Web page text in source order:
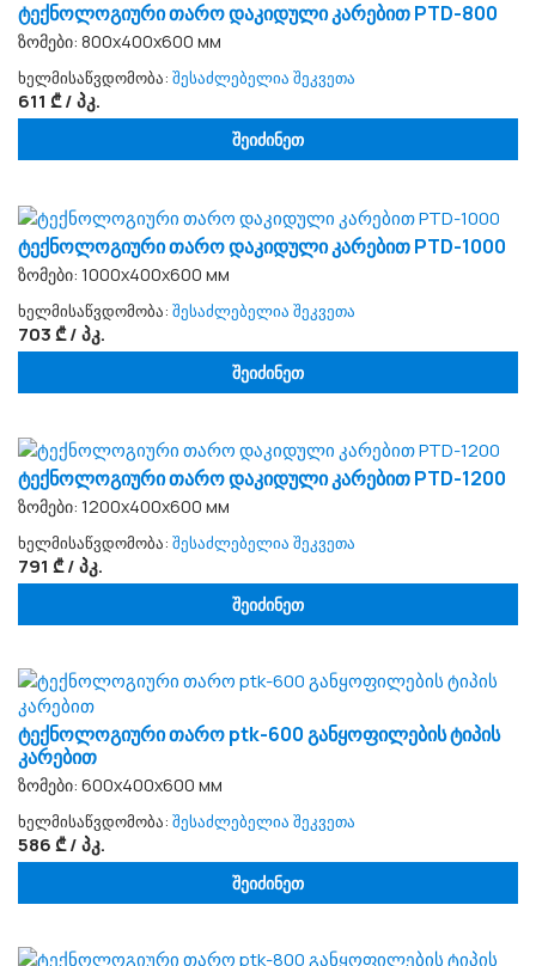
ტექნოლოგიური თარო დაკიდული კარებით PTD-800
ზომები: 800x400x600 мм
ხელმისაწვდომობა: შესაძლებელია შეკვეთა
611 ₾ / პკ.
შეიძინეთ
ტექნოლოგიური თარო დაკიდული კარებით PTD-1000
ზომები: 1000x400x600 мм
ხელმისაწვდომობა: შესაძლებელია შეკვეთა
703 ₾ / პკ.
შეიძინეთ
ტექნოლოგიური თარო დაკიდული კარებით PTD-1200
ზომები: 1200x400x600 мм
ხელმისაწვდომობა: შესაძლებელია შეკვეთა
791 ₾ / პკ.
შეიძინეთ
ტექნოლოგიური თარო ptk-600 განყოფილების ტიპის
კარებით
ზომები: 600x400x600 мм
ხელმისაწვდომობა: შესაძლებელია შეკვეთა
586 ₾ / პკ.
შეიძინეთ